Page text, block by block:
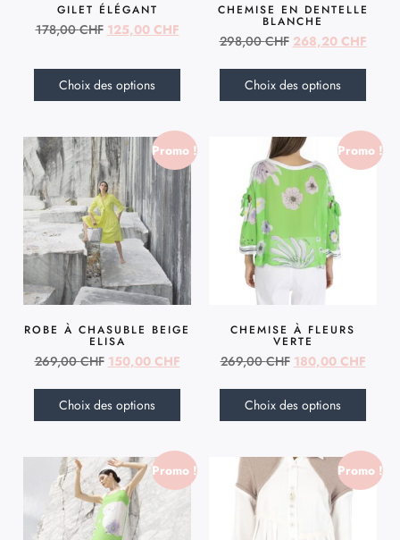
GILET ÉLÉGANT
178,00CHF 125,00 CHF
Choix des options
CHEMISE EN DENTELLE
BLANCHE
298,00CHF 268,20 CHF
Choix des options
Promo !
ROBE À CHASUBLE BEIGE
ELISA
269,00CHF 150,00 CHF
Choix des options
Promo !
CHEMISE À FLEURS
VERTE
269,00CHF 180,00 CHF
Choix des options
Promo ! Promo !